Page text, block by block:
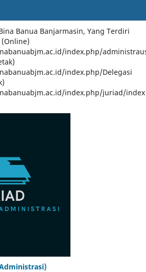
Banua Banjarmasin, Yang Terdiri
index.php/
index.php/Delegasi
index.php/juriad/index